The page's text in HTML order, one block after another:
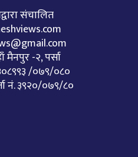
संचालित
मैनपुर -२, पर्सा
/०७९/०८०
नं. ३९२०/०७९/८०